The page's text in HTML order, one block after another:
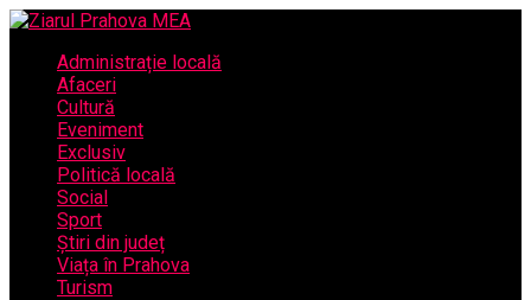
Administrație locală
Afaceri
Cultură
Eveniment
Exclusiv
Politică locală
Social
Sport
Știri din județ
Viața în Prahova
Turism